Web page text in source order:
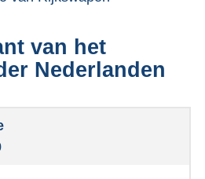
van het
Nederlanden